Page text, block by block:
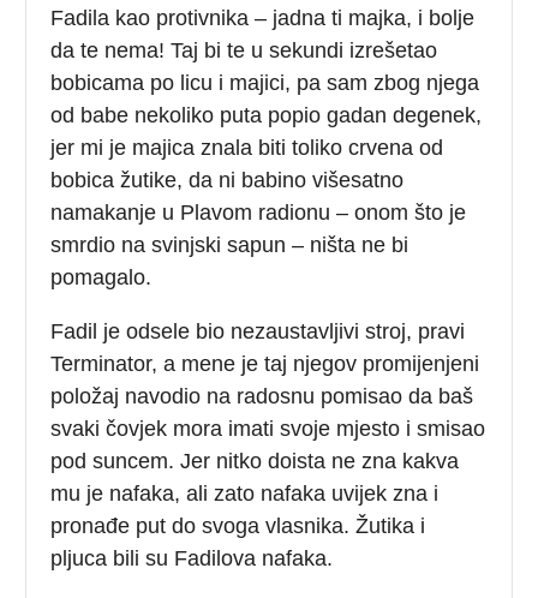
Fadila kao protivnika – jadna ti majka, i bolje
da te nema! Taj bi te u sekundi izrešetao
bobicama po licu i majici, pa sam zbog njega
od babe nekoliko puta popio gadan degenek,
jer mi je majica znala biti toliko crvena od
bobica žutike, da ni babino višesatno
namakanje u Plavom radionu – onom što je
smrdio na svinjski sapun – ništa ne bi
pomagalo.
Fadil je odsele bio nezaustavljivi stroj, pravi
Terminator, a mene je taj njegov promijenjeni
položaj navodio na radosnu pomisao da baš
svaki čovjek mora imati svoje mjesto i smisao
pod suncem. Jer nitko doista ne zna kakva
mu je nafaka, ali zato nafaka uvijek zna i
pronađe put do svoga vlasnika. Žutika i
pljuca bili su Fadilova nafaka.